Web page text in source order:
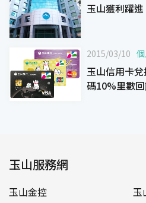
玉山獲利躍
2015/03/10
玉山信用卡
碼10%里數
玉山服務網
玉山金控
玉